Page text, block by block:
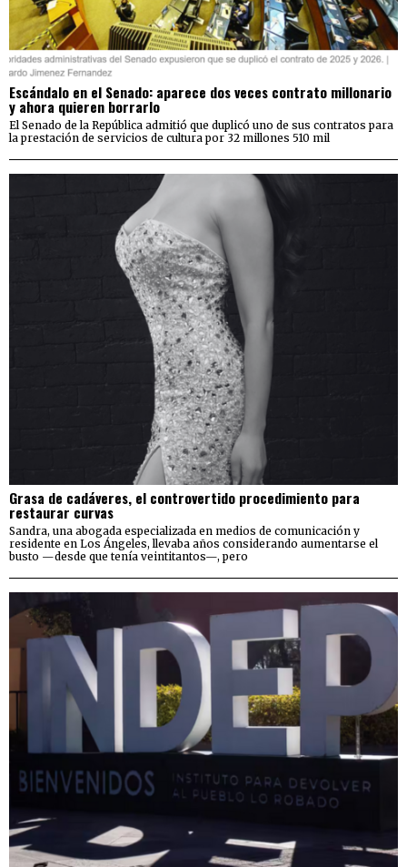
Escándalo en el Senado: aparece dos veces contrato millonario
y ahora quieren borrarlo
El Senado de la República admitió que duplicó uno de sus contratos para
la prestación de servicios de cultura por 32 millones 510 mil
Grasa de cadáveres, el controvertido procedimiento para
restaurar curvas
Sandra, una abogada especializada en medios de comunicación y
residente en Los Ángeles, llevaba años considerando aumentarse el
busto —desde que tenía veintitantos—, pero